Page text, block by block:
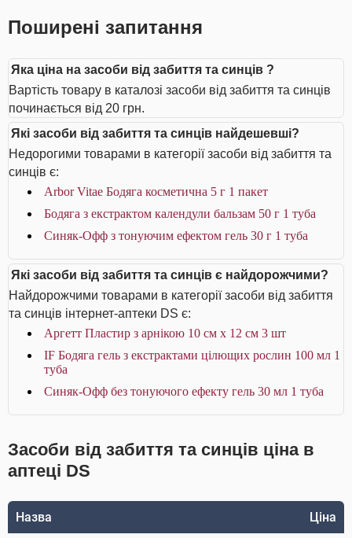
Поширені запитання
Яка ціна на засоби від забиття та синців ?
Вартість товару в каталозі засоби від забиття та синців
починається від 20 грн.
Які засоби від забиття та синців найдешевші?
Недорогими товарами в категорії засоби від забиття та
синців є:
Arbor Vitae Бодяга косметична 5 г 1 пакет
Бодяга з екстрактом календули бальзам 50 г 1 туба
Синяк-Офф з тонуючим ефектом гель 30 г 1 туба
Які засоби від забиття та синців є найдорожчими?
Найдорожчими товарами в категорії засоби від забиття
та синців інтернет-аптеки DS є:
Аргетт Пластир з арнікою 10 см х 12 см 3 шт
IF Бодяга гель з екстрактами цілющих рослин 100 мл 1
туба
Синяк-Офф без тонуючого ефекту гель 30 мл 1 туба
Засоби від забиття та синців ціна в
аптеці DS
Назва Ціна